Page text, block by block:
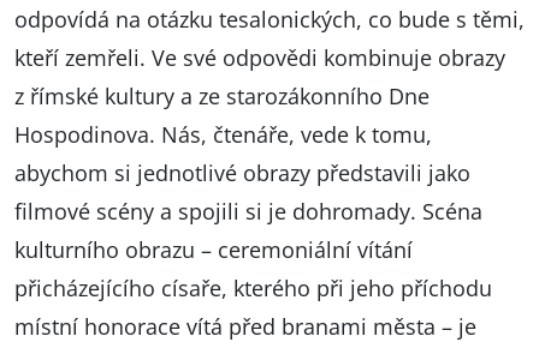
odpovídá na otázku tesalonických, co bude s těmi,
kteří zemřeli. Ve své odpovědi kombinuje obrazy
z římské kultury a ze starozákonního Dne
Hospodinova. Nás, čtenáře, vede k tomu,
abychom si jednotlivé obrazy představili jako
filmové scény a spojili si je dohromady. Scéna
kulturního obrazu – ceremoniální vítání
přicházejícího císaře, kterého při jeho příchodu
místní honorace vítá před branami města – je